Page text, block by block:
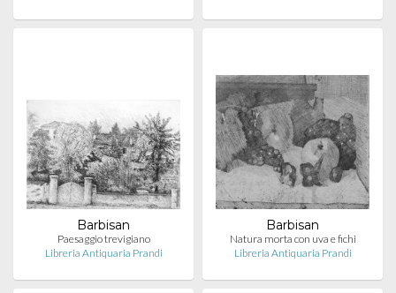
Barbisan
Paesaggio trevigiano
Libreria Antiquaria Prandi
Barbisan
Natura morta con uva e fichi
Libreria Antiquaria Prandi